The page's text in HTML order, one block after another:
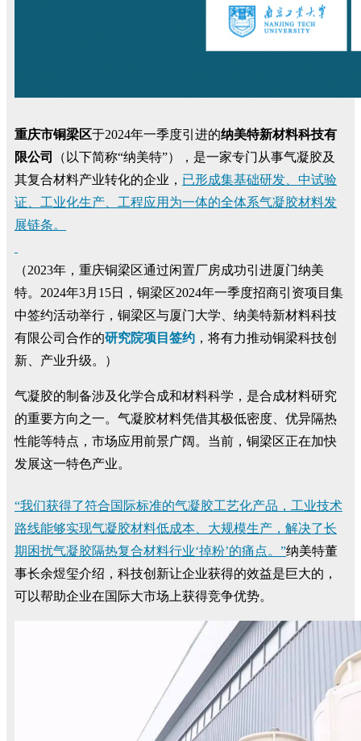
重庆市铜梁区于2024年一季度引进的纳美特新材料科技有
限公司
（以下简称“纳美特”），是一家专门从事气凝胶及
其复合材料产业转化的企业， 已形成集基础研发、中试验
证、工业化生产、工程应用为一体的全体系气凝胶材料发
展链条。
（2023年，重庆铜梁区通过闲置厂房成功引进厦门纳美
特。2024年3月15日，铜梁区2024年一季度招商引资项目集
中签约活动举行，铜梁区与厦门大学、纳美特新材料科技
有限公司合作的研究院项目签约 ，将有力推动铜梁科技创
新、产业升级。）
气凝胶的制备涉及化学合成和材料科学，是合成材料研究
的重要方向之一。气凝胶材料凭借其极低密度、优异隔热
性能等特点，市场应用前景广阔。当前，铜梁区正在加快
发展这一特色产业。
“我们获得了符合国际标准的气凝胶工艺化产品，工业技术
路线能够实现气凝胶材料低成本、大规模生产，解决了长
期困扰气凝胶隔热复合材料行业‘掉粉’的痛点。”纳美特董
事长余煜玺介绍，科技创新让企业获得的效益是巨大的，
可以帮助企业在国际大市场上获得竞争优势。